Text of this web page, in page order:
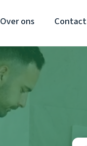
Over ons Contact